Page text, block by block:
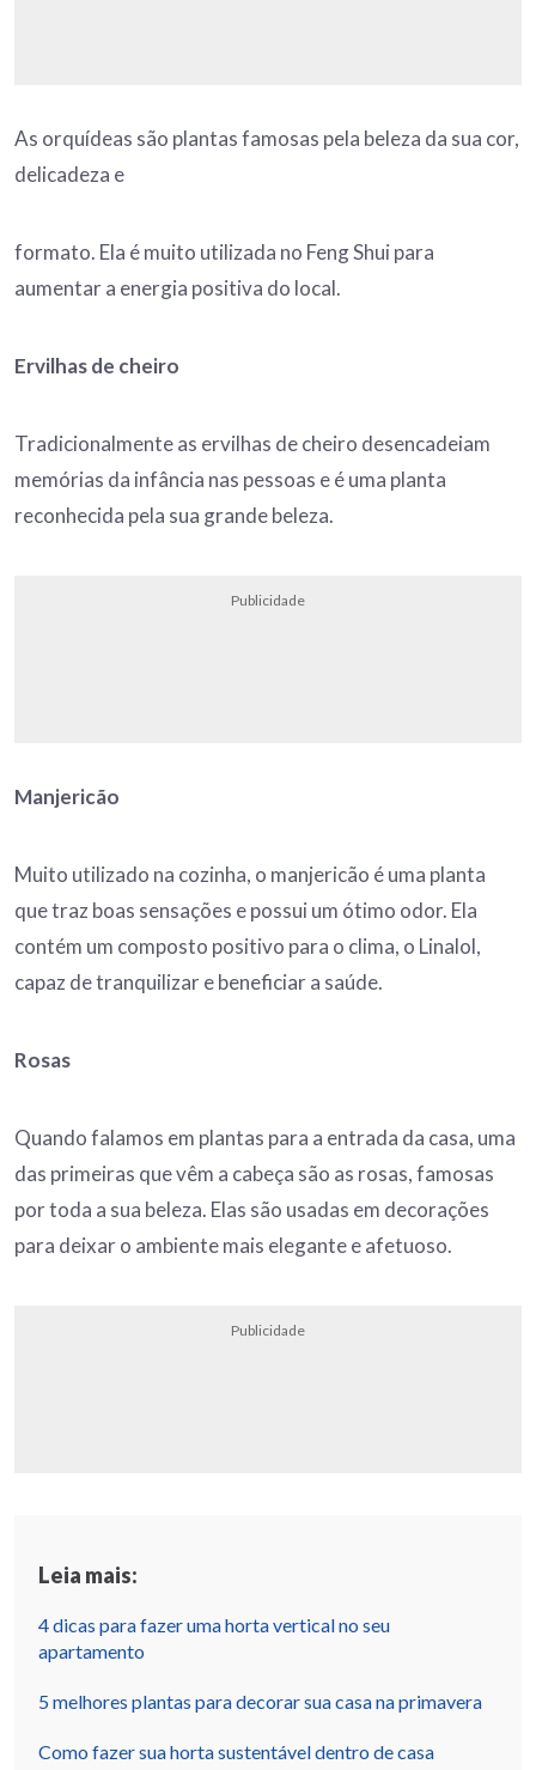
As orquídeas são plantas famosas pela beleza da sua cor,
delicadeza e
formato. Ela é muito utilizada no Feng Shui para
aumentar a energia positiva do local.
Ervilhas de cheiro
Tradicionalmente as ervilhas de cheiro desencadeiam
memórias da infância nas pessoas e é uma planta
reconhecida pela sua grande beleza.
Publicidade
Manjericão
Muito utilizado na cozinha, o manjericão é uma planta
que traz boas sensações e possui um ótimo odor. Ela
contém um composto positivo para o clima, o Linalol,
capaz de tranquilizar e beneficiar a saúde.
Rosas
Quando falamos em plantas para a entrada da casa, uma
das primeiras que vêm a cabeça são as rosas, famosas
por toda a sua beleza. Elas são usadas em decorações
para deixar o ambiente mais elegante e afetuoso.
Publicidade
Leia mais:
4 dicas para fazer uma horta vertical no seu
apartamento
5 melhores plantas para decorar sua casa na primavera
Como fazer sua horta sustentável dentro de casa